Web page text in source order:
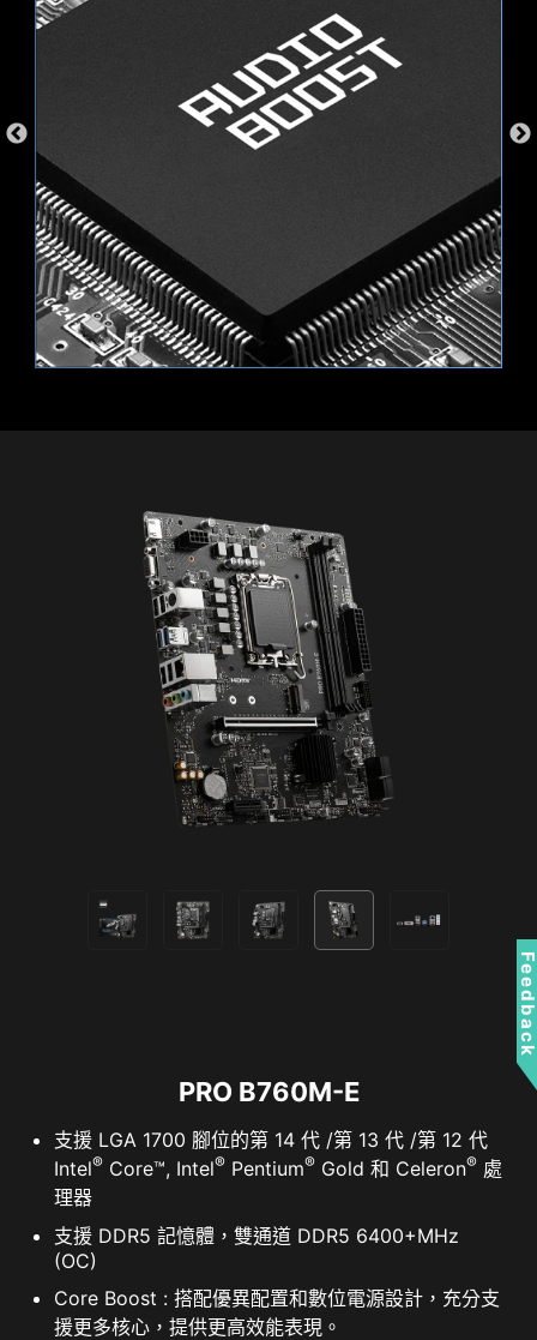
可透過PCIe匯流排直接控制與管理NVME SSD，而
不需額外的硬體交換
M-FLASH
從CMOS設定，即可在幾分鐘內刷新或升級BIOS，
HARDWARE MONITOR
可即時性觀看您的主要硬體資訊，包括溫度、記憶
體容量，時脈速度和電壓。
MEMORY TRY IT
右上角的搜尋和收藏選項可讓您快速進入BIOS選
單。
SYSTEM SAFETY
MSI PRO 全系列主機板在BIOS中皆導入 SECURITY
功能，不論在商務或日常使用上，皆能為您保護個
資文件資料。
SECURE BOOT
裝置僅受可信任的軟體啟動。當主機
啟動時，韌體將會檢測每個啟動軟體
的訊號，包含UEFI 韌體驅動、EFI 應
RESIZABLE BAR
Express 功能，可以讓CPU一次完整存取GPU的記
憶體，減少與GPU的來回溝通，進而改善許多遊戲
同步週邊裝置
PRO B760M-E
支援 LGA 1700 腳位的第 14 代 /第 13 代 /第 12 代
Intel® Core™, Intel® Pentium® Gold 和 Celeron® 處
理器
支援 DDR5 記憶體，雙通道 DDR5 6400+MHz
(OC)
Core Boost : 搭配優異配置和數位電源設計，充分支
援更多核心，提供更高效能表現。